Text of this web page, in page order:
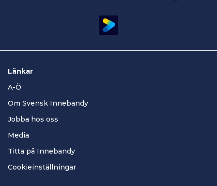
Länkar
A-Ö
Om Svensk Innebandy
Jobba hos oss
Media
Titta på Innebandy
Cookieinställningar